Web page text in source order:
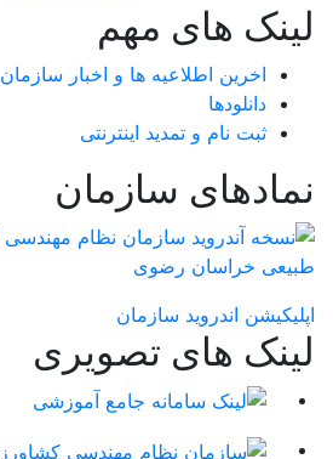
لینک های مهم
اخرین اطلاعیه ها و اخبار سازمان
دانلودها
ثبت نام و تمدید اینترنتی
نمادهای سازمان
اپلیکیشن اندروید سازمان
لینک های تصویری